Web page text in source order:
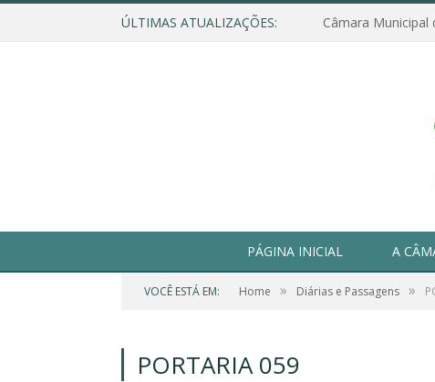
ÚLTIMAS ATUALIZAÇÕES:
PÁGINA INICIAL A
VOCÊ ESTÁ EM: Home » Diárias e Passagens »
PORTARIA 059